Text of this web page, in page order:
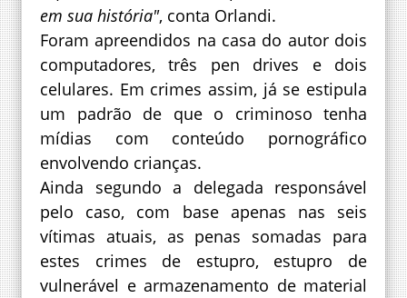
em sua história", conta Orlandi.
Foram apreendidos na casa do autor dois
computadores, três pen drives e dois
celulares. Em crimes assim, já se estipula
um padrão de que o criminoso tenha
mídias com conteúdo pornográfico
envolvendo crianças.
Ainda segundo a delegada responsável
pelo caso, com base apenas nas seis
vítimas atuais, as penas somadas para
estes crimes de estupro, estupro de
vulnerável e armazenamento de material